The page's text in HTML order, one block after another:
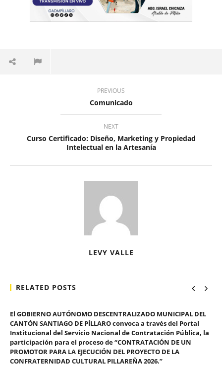
Levy
PREVIOUS
Comunicado
NEXT
Curso Certificado: Diseño, Marketing y Propiedad
Intelectual en la Artesanía
LEVY VALLE
RELATED POSTS
El GOBIERNO AUTÓNOMO DESCENTRALIZADO MUNICIPAL DEL
CANTÓN SANTIAGO DE PÍLLARO convoca a través del Portal
Institucional del Servicio Nacional de Contratación Pública, la
participación para el proceso de “CONTRATACIÓN DE UN
PROMOTOR PARA LA EJECUCIÓN DEL PROYECTO DE LA
CONFRATERNIDAD CULTURAL PILLAREÑA 2026.”